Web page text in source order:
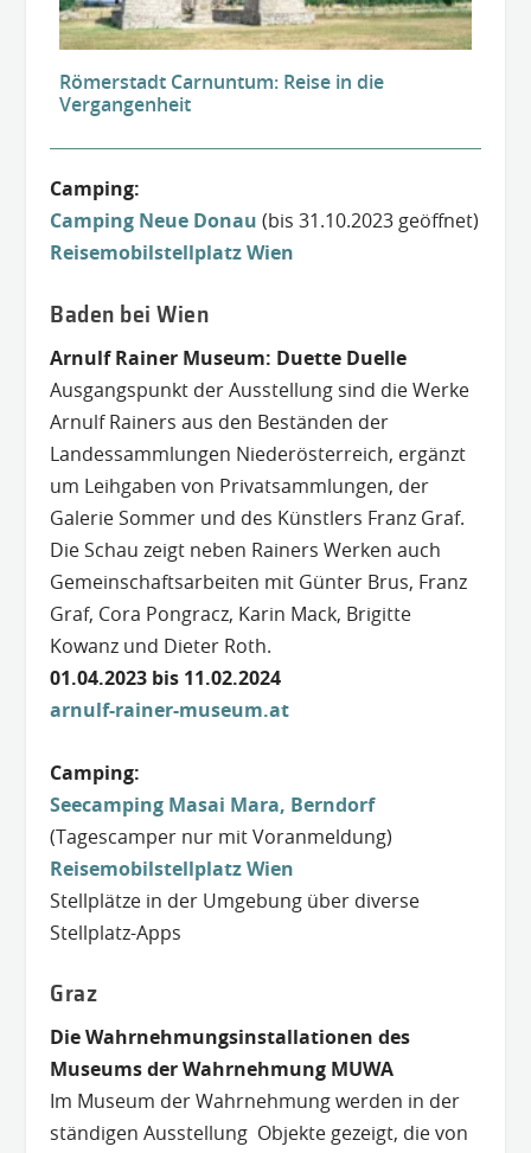
Römerstadt Carnuntum: Reise in die
Vergangenheit
Camping:
Camping Neue Donau (bis 31.10.2023 geöffnet)
Reisemobilstellplatz Wien
Baden bei Wien
Arnulf Rainer Museum: Duette Duelle
Ausgangspunkt der Ausstellung sind die Werke
Arnulf Rainers aus den Beständen der
Landessammlungen Niederösterreich, ergänzt
um Leihgaben von Privatsammlungen, der
Galerie Sommer und des Künstlers Franz Graf.
Die Schau zeigt neben Rainers Werken auch
Gemeinschaftsarbeiten mit Günter Brus, Franz
Graf, Cora Pongracz, Karin Mack, Brigitte
Kowanz und Dieter Roth.
01.04.2023 bis 11.02.2024
arnulf-rainer-museum.at
Camping:
Seecamping Masai Mara, Berndorf
(Tagescamper nur mit Voranmeldung)
Reisemobilstellplatz Wien
Stellplätze in der Umgebung über diverse
Stellplatz-Apps
Graz
Die Wahrnehmungsinstallationen des
Museums der Wahrnehmung MUWA
Im Museum der Wahrnehmung werden in der
ständigen Ausstellung Objekte gezeigt, die von